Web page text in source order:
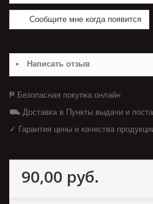
Сообщите мне когда появится
Написать отзыв
₱ Безопасная покупка онлайн
⛟ Доставка в Пункты выдачи и
✓ Гарантия цены и качества
90,00 руб.